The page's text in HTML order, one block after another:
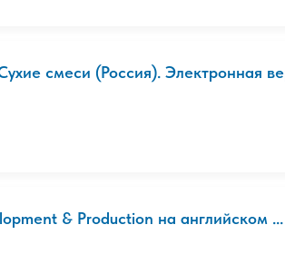
смеси (Россия). Электронная
& Production на английском ...